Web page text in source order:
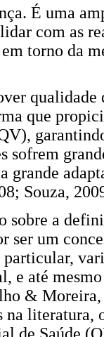
É uma
com as
torno da
que
sofrem
grande
Souza,
sobre a
ser um
e até
&
na literatura,
de Saúde